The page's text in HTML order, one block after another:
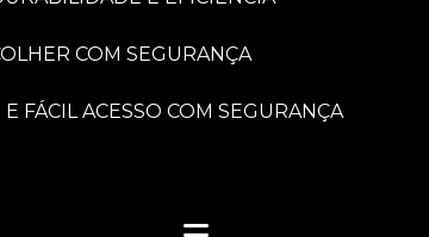
COM SEGURANÇA
FÁCIL ACESSO COM SEGURANÇA